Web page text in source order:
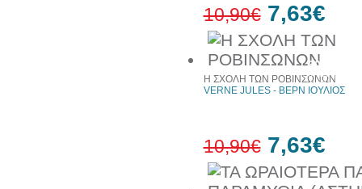
30%
έκπτωση
web
10,90€ 7,63€
Η ΣΧΟΛΗ ΤΩΝ ΡΟΒΙΝΣΩΝΩΝ
VERNE JULES - ΒΕΡΝ ΙΟΥΛΙΟΣ
10,90€ 7,63€